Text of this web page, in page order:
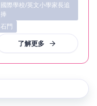
國際學校/英文小學家長追
捧
石門
了解更多